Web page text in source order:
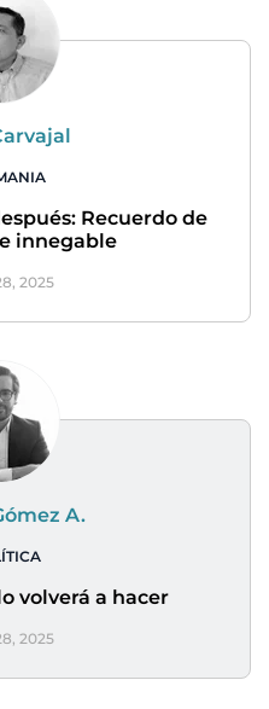
Recuerdo de
innegable
2025
A.
volverá a hacer
2025